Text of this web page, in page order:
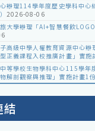
辦理114學年度歷史學科中心
2026-08-06
大學辦理「AI+智慧餐飲
高級中學人權教育資源中心
型正義課程入校推廣計畫」實施
等學校生物學科中心115學年
解剖觀察與推理」實施計畫1
結